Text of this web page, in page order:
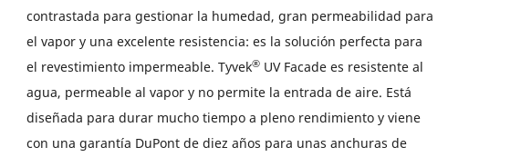
contrastada para gestionar la humedad, gran permeabilidad para
el vapor y una excelente resistencia: es la solución perfecta para
el revestimiento impermeable. Tyvek® UV Facade es resistente al
agua, permeable al vapor y no permite la entrada de aire. Está
diseñada para durar mucho tiempo a pleno rendimiento y viene
con una garantía DuPont de diez años para unas anchuras de